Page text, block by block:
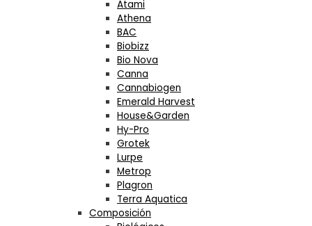
Atami
Athena
BAC
Biobizz
Bio Nova
Canna
Cannabiogen
Emerald Harvest
House&Garden
Hy-Pro
Grotek
Lurpe
Metrop
Plagron
Terra Aquatica
Composición